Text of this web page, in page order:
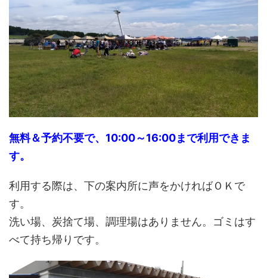
無料＆予約不要で、10:00～16:00まで利用できま
す。
利用する際は、下の案内所に声をかければＯＫで
す。
洗い場、炭捨て場、調理場はありません。ゴミはす
べて持ち帰りです。